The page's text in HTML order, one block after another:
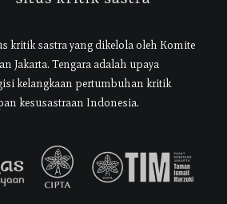
kritik sastra yang dikelola oleh Komite
Jakarta. Tengara adalah upaya
kelangkaan pertumbuhan kritik
kesusastraan Indonesia.